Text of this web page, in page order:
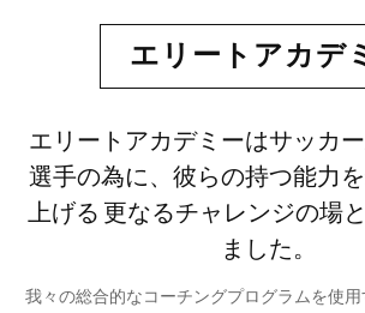
エリートアカデ
エリートアカデミーはサッカ
選手の為に、彼らの持つ能力
上げる 更なるチャレンジの場
ました。
我々の総合的なコーチングプログラムを使用